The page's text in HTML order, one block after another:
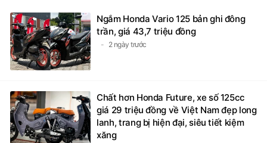
Ngắm Honda Vario 125 bản ghi đông
trần, giá 43,7 triệu đồng
2 ngày trước
Chất hơn Honda Future, xe số 125cc
giá 29 triệu đồng về Việt Nam đẹp long
lanh, trang bị hiện đại, siêu tiết kiệm
xăng